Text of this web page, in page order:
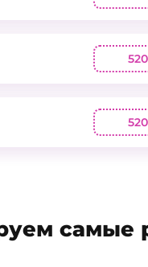
520
520
самые